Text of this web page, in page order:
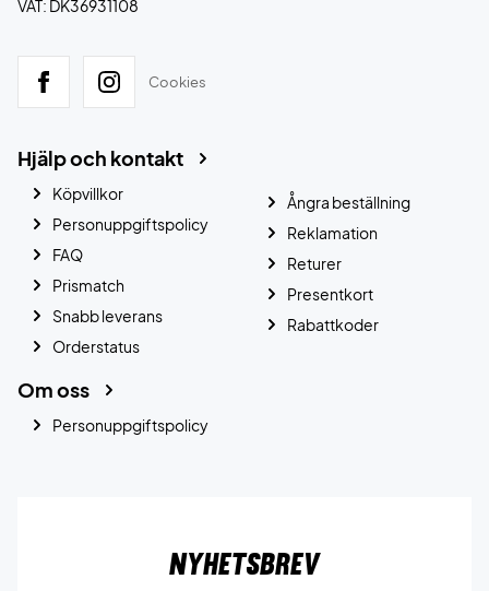
VAT: DK36931108
Cookies
Hjälp och kontakt
Köpvillkor
Personuppgiftspolicy
FAQ
Prismatch
Snabb leverans
Orderstatus
Ångra beställning
Reklamation
Returer
Presentkort
Rabattkoder
Om oss
Personuppgiftspolicy
Nyhetsbrev